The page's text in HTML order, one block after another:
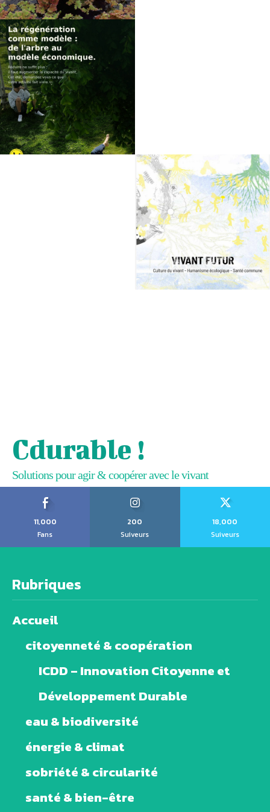
Cdurable !
Solutions pour agir & coopérer avec le vivant
11,000
Fans
200
Suiveurs
18,000
Suiveurs
Rubriques
Accueil
citoyenneté & coopération
ICDD – Innovation Citoyenne et
Développement Durable
eau & biodiversité
énergie & climat
sobriété & circularité
santé & bien-être